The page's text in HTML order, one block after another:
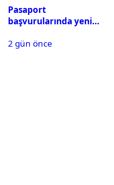
Pasaport
başvurularında yeni
2 gün önce